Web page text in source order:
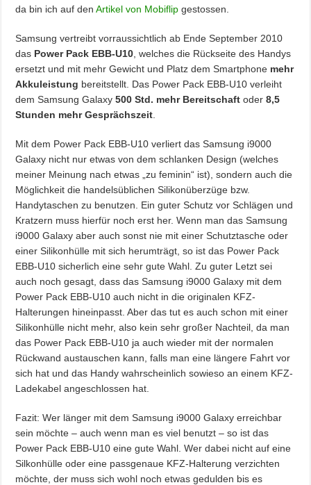
da bin ich auf denArtikel von Mobiflip gestossen.
Samsung vertreibt vorraussichtlich ab Ende September 2010
das Power Pack EBB-U10 , welches die Rückseite des Handys
ersetzt und mit mehr Gewicht und Platz dem Smartphone mehr
Akkuleistung bereitstellt. Das Power Pack EBB-U10 verleiht
dem Samsung Galaxy500 Std. mehr Bereitschaft oder8,5
Stunden mehr Gesprächszeit
Mit dem Power Pack EBB-U10 verliert das Samsung i9000
Galaxy nicht nur etwas von dem schlanken Design (welches
meiner Meinung nach etwas „zu feminin“ ist), sondern auch die
Möglichkeit die handelsüblichen Silikonüberzüge bzw.
Handytaschen zu benutzen. Ein guter Schutz vor Schlägen und
Kratzern muss hierfür noch erst her. Wenn man das Samsung
i9000 Galaxy aber auch sonst nie mit einer Schutztasche oder
einer Silikonhülle mit sich herumträgt, so ist das Power Pack
EBB-U10 sicherlich eine sehr gute Wahl. Zu guter Letzt sei
auch noch gesagt, dass das Samsung i9000 Galaxy mit dem
Power Pack EBB-U10 auch nicht in die originalen KFZ-
Halterungen hineinpasst. Aber das tut es auch schon mit einer
Silikonhülle nicht mehr, also kein sehr großer Nachteil, da man
das Power Pack EBB-U10 ja auch wieder mit der normalen
Rückwand austauschen kann, falls man eine längere Fahrt vor
sich hat und das Handy wahrscheinlich sowieso an einem KFZ-
Ladekabel angeschlossen hat.
Fazit: Wer länger mit dem Samsung i9000 Galaxy erreichbar
sein möchte – auch wenn man es viel benutzt – so ist das
Power Pack EBB-U10 eine gute Wahl. Wer dabei nicht auf eine
Silkonhülle oder eine passgenaue KFZ-Halterung verzichten
möchte, der muss sich wohl noch etwas gedulden bis es